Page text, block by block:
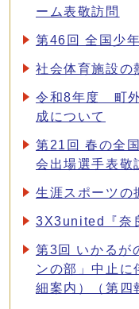
ーム表敬訪問
第46回 全国少
社会体育施設の
令和8年度 町外
成について
第21回 春の全
会出場選手表敬
生涯スポーツの
3X3united『奈
第3回 いかるが
ンの部」中止に
細案内）（第四